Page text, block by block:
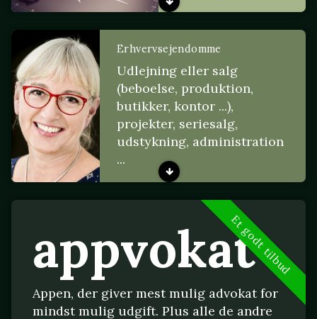
Erhvervsejendomme
Udlejning eller salg
(beboelse, produktion,
butikker, kontor ...),
projekter, seriesalg,
udstykning, administration
...
Et godt tilbud
appvokat
Appen, der giver mest mulig advokat for
mindst mulig udgift. Plus alle de andre